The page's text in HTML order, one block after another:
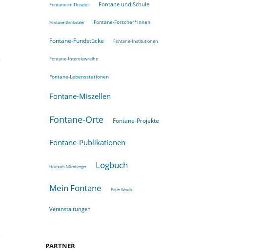
Fontane im Theater Fontane und Schule
Fontane-Denkmäler Fontane-Forscher*innen
Fontane-Fundstücke Fontane-Institutionen
Fontane-Interviewreihe
Fontane-Lebensstationen
Fontane-Miszellen
Fontane-Orte Fontane-Projekte
Fontane-Publikationen
Helmuth Nürnberger Logbuch
Mein Fontane Peter Wruck
Veranstaltungen
PARTNER